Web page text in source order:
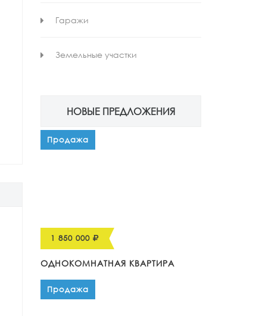
Гаражи
Земельные участки
НОВЫЕ ПРЕДЛОЖЕНИЯ
Продажа
1 850 000
ОДНОКОМНАТНАЯ КВАРТИРА
Продажа